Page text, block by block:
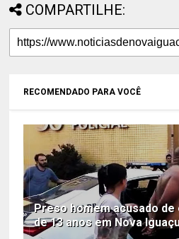
COMPARTILHE:
RECOMENDADO PARA VOCÊ
Preso homem acusado
de 13 anos em Nova